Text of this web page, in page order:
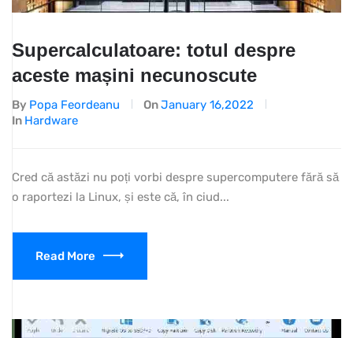
Supercalculatoare: totul despre
aceste mașini necunoscute
By Popa Feordeanu OnJanuary 16,2022
In Hardware
Cred că astăzi nu poți vorbi despre supercomputere fără să
o raportezi la Linux, și este că, în ciud...
Read More